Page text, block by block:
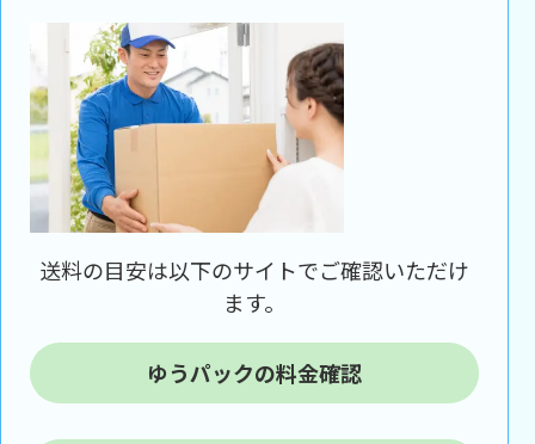
送料の目安は以下のサイトでご確認いただけ
ます。
ゆうパックの料金確認